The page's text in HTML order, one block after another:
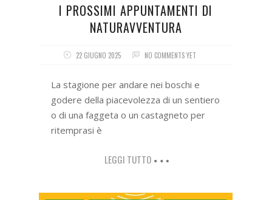
I PROSSIMI APPUNTAMENTI DI
NATURAVVENTURA
22 GIUGNO 2025 NO COMMENTS YET
La stagione per andare nei boschi e
godere della piacevolezza di un sentiero
o di una faggeta o un castagneto per
ritemprasi è
LEGGI TUTTO